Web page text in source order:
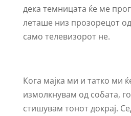
дека темницата ќе ме
леташе низ прозорецот
само телевизорот не.
Кога мајка ми и татко ми
измолкнувам од собата,
стишувам тонот докрај.